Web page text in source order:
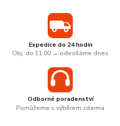
Expedice do 24 hodin
Obj. do 11:00 → odesíláme dnes
Odborné poradenství
Pomůžeme s výběrem zdarma